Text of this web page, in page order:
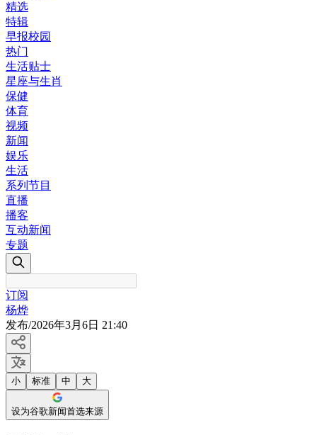
精选
特辑
早报校园
热门
生活贴士
星座与生肖
保健
体育
视频
新闻
娱乐
生活
系列节目
直播
播客
互动新闻
专题
订阅
杨烨
发布/2026年3月6日 21:40
小 标准 中 大
设为谷歌新闻首选来源